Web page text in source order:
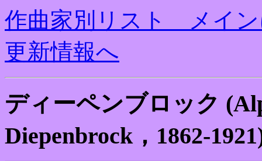
作曲家別リスト メイン
更新情報へ
ディーペンブロック
Diepenbrock，1862-